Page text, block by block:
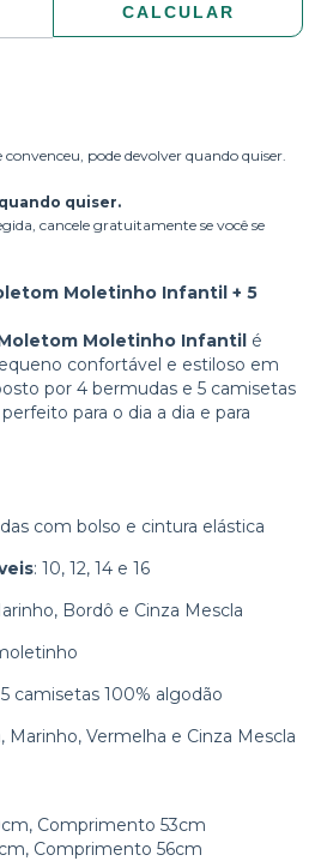
CALCULAR
convenceu, pode devolver quando quiser.
quiser.
cancele gratuitamente se você se
Moletinho Infantil + 5
Moletinho Infantil é
confortável e estiloso em
por 4 bermudas e 5 camisetas
para o dia a dia e para
com bolso e cintura elástica
: 10, 12, 14 e 16
Bordô e Cinza Mescla
5 camisetas 100% algodão
Marinho, Vermelha e Cinza Mescla
Comprimento 53cm
Comprimento 56cm